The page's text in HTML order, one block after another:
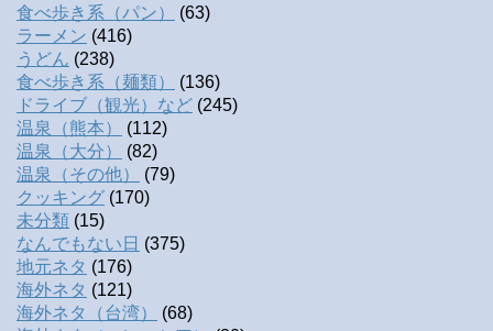
食べ歩き系（パン）
(63)
ラーメン (416)
うどん (238)
食べ歩き系（麺類）
(136)
ドライブ（観光）など (245)
温泉（熊本）
(112)
温泉（大分）
(82)
温泉（その他）
(79)
クッキング (170)
未分類 (15)
なんでもない日 (375)
地元ネタ (176)
海外ネタ (121)
海外ネタ（台湾）
(68)